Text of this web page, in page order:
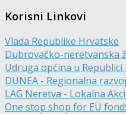
Korisni Linkovi
Vlada Republike Hrvatske
Dubrovačko-neretvanska
Udruga općina u
DUNEA - Regionalna
LAG Neretva - Lokalna
One stop shop for EU